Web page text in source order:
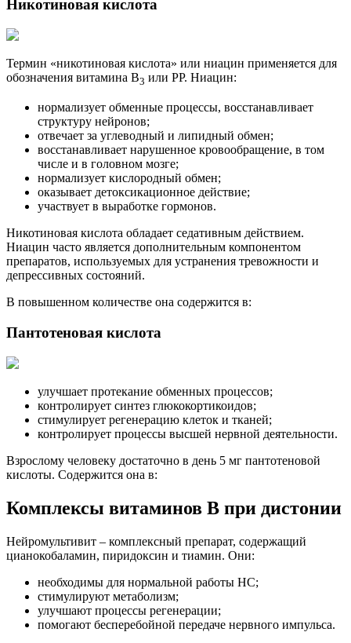
Никотиновая кислота
Термин «никотиновая кислота» или ниацин применяется для
обозначения витамина В3 или РР. Ниацин:
нормализует обменные процессы, восстанавливает
структуру нейронов;
отвечает за углеводный и липидный обмен;
восстанавливает нарушенное кровообращение, в том
числе и в головном мозге;
нормализует кислородный обмен;
оказывает детоксикационное действие;
участвует в выработке гормонов.
Никотиновая кислота обладает седативным действием.
Ниацин часто является дополнительным компонентом
препаратов, используемых для устранения тревожности и
депрессивных состояний.
В повышенном количестве она содержится в:
Пантотеновая кислота
улучшает протекание обменных процессов;
контролирует синтез глюкокортикоидов;
стимулирует регенерацию клеток и тканей;
контролирует процессы высшей нервной деятельности.
Взрослому человеку достаточно в день 5 мг пантотеновой
кислоты. Содержится она в:
Комплексы витаминов В при дистонии
Нейромультивит – комплексный препарат, содержащий
цианокобаламин, пиридоксин и тиамин. Они:
необходимы для нормальной работы НС;
стимулируют метаболизм;
улучшают процессы регенерации;
помогают бесперебойной передаче нервного импульса.